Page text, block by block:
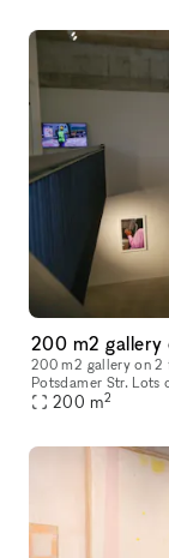
200 m2
200 m2 gallery on 2 floors in the heart of
Potsdamer Str. Lots
200 m2